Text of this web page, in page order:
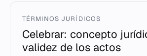
TÉRMINOS JURÍDICOS
Celebrar: concepto
validez de los actos